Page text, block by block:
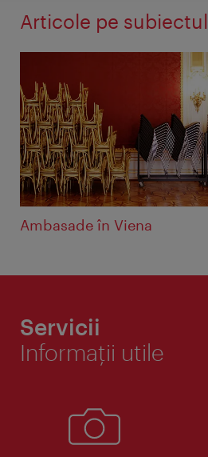
Articole pe subiectul
Ambasade în Viena
Servicii
Informaţii utile